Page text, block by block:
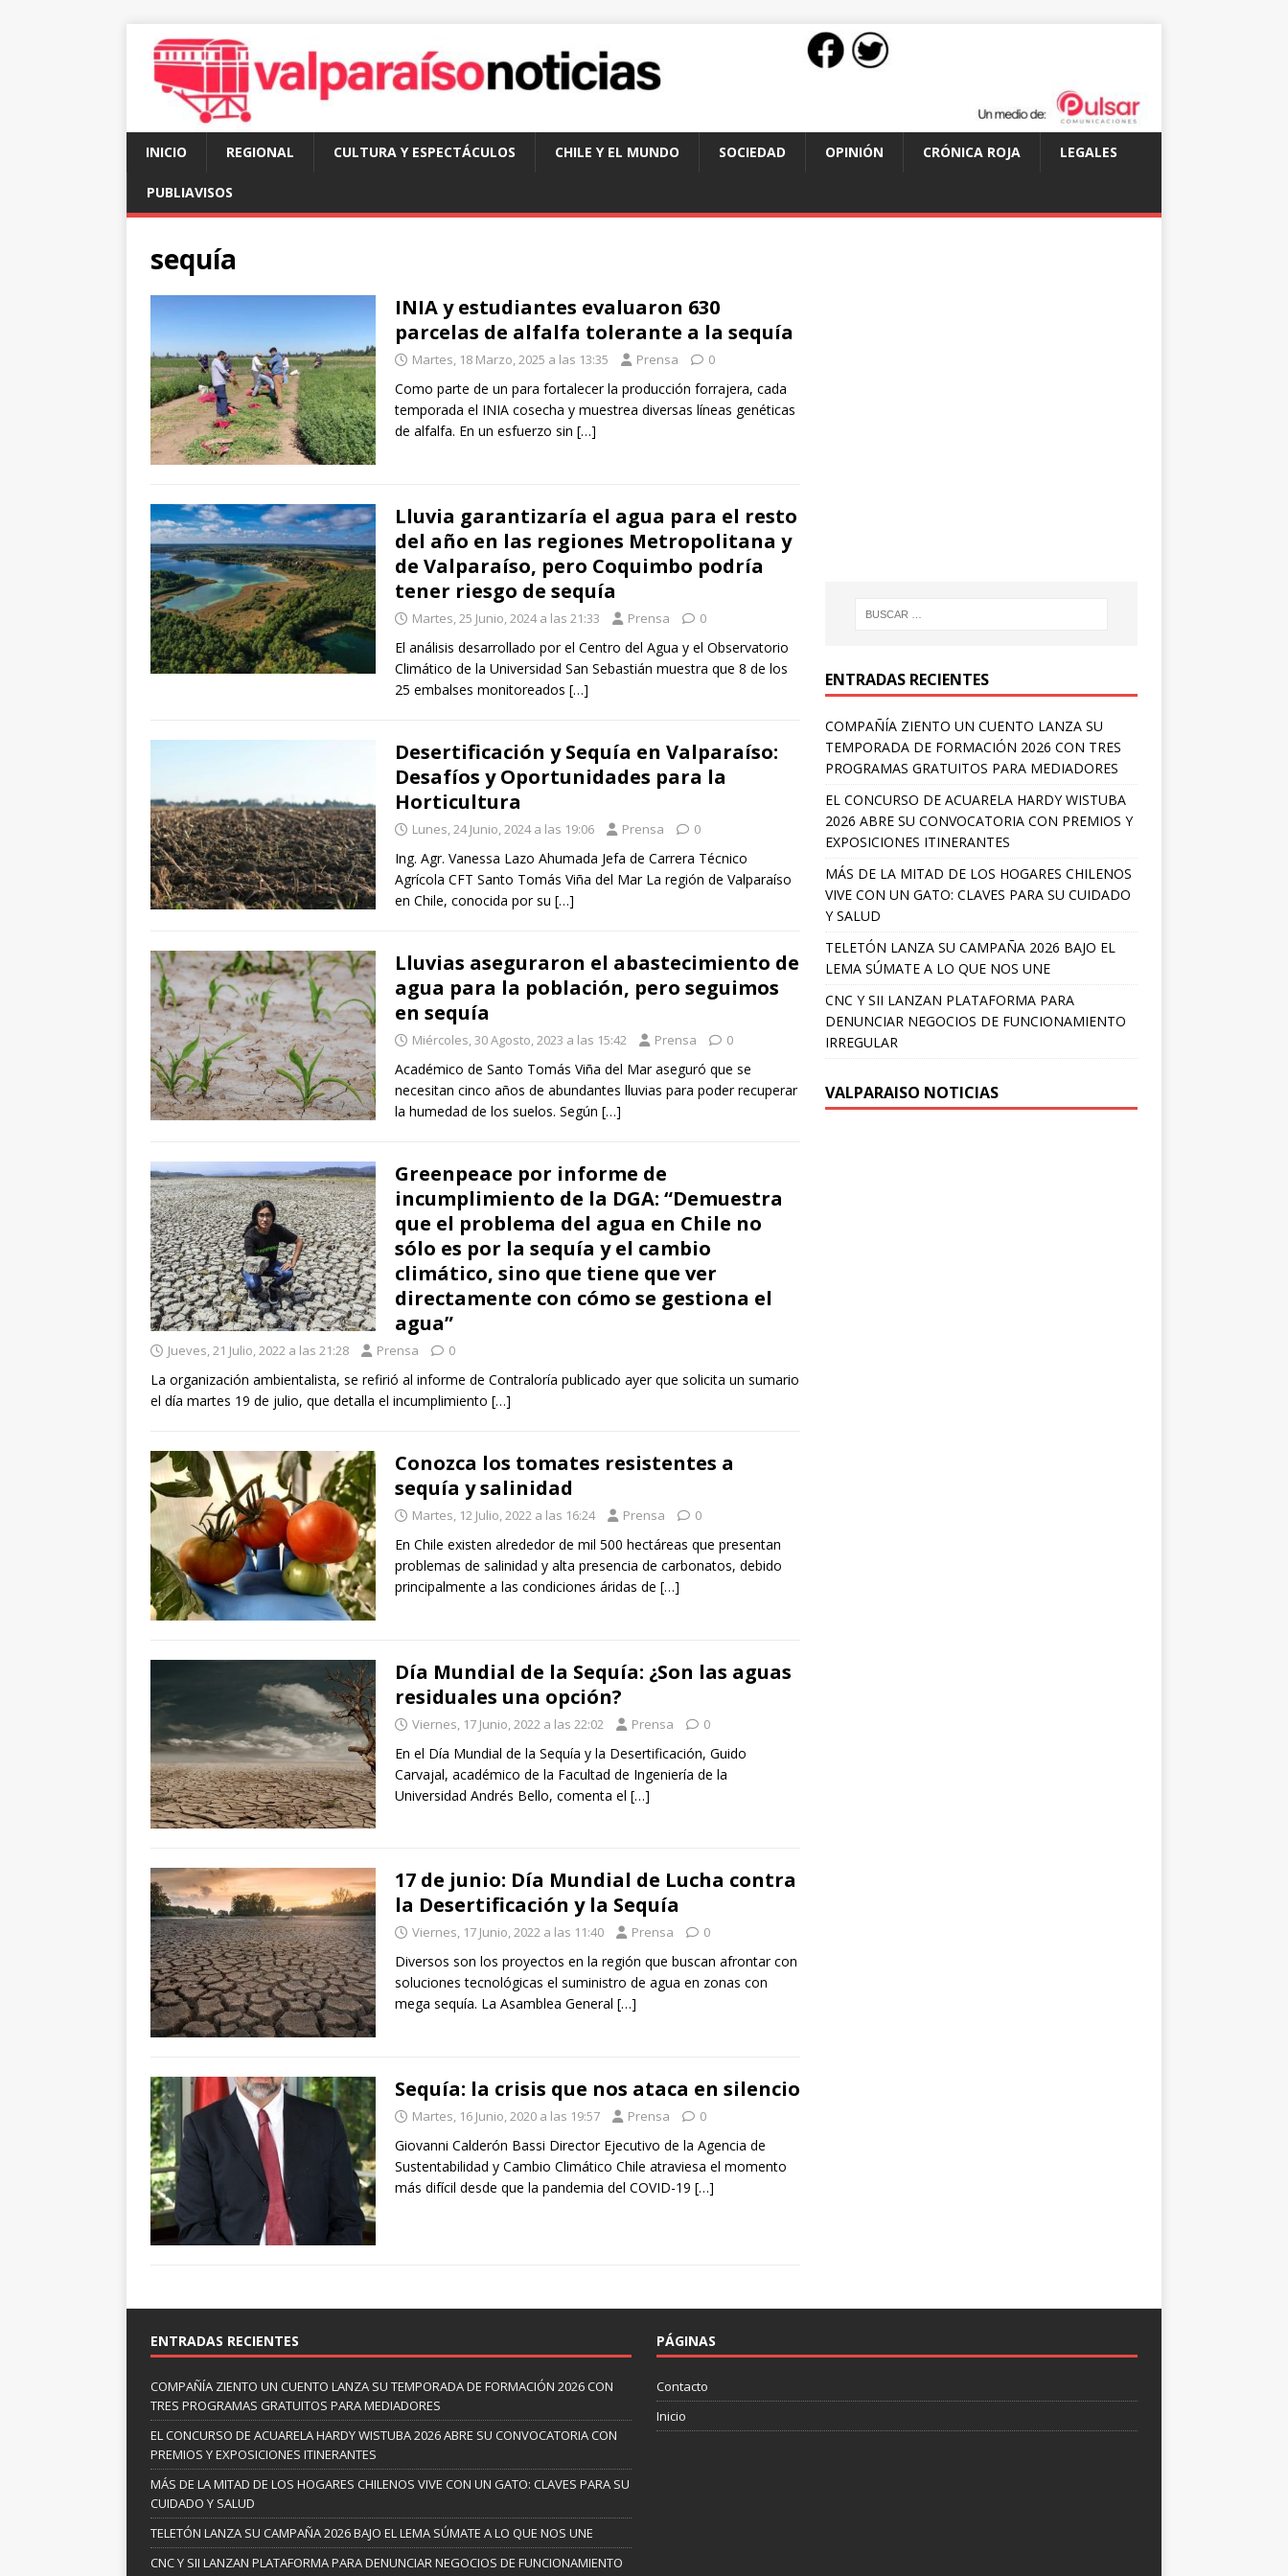
INICIO REGIONAL CULTURA Y ESPECTÁCULOS CHILE Y EL MUNDO SOCIEDAD OPINIÓN CRÓNICA ROJA LEGALES
PUBLIAVISOS
sequía
INIA y estudiantes evaluaron 630
parcelas de alfalfa tolerante a la sequía
Martes, 18 Marzo, 2025 a las 13:35 Prensa 0
Como parte de un para fortalecer la producción forrajera, cada
temporada el INIA cosecha y muestrea diversas líneas genéticas
de alfalfa. En un esfuerzo sin […]
Lluvia garantizaría el agua para el resto
del año en las regiones Metropolitana y
de Valparaíso, pero Coquimbo podría
tener riesgo de sequía
Martes, 25 Junio, 2024 a las 21:33 Prensa 0
El análisis desarrollado por el Centro del Agua y el Observatorio
Climático de la Universidad San Sebastián muestra que 8 de los
25 embalses monitoreados […]
Desertificación y Sequía en Valparaíso:
Desafíos y Oportunidades para la
Horticultura
Lunes, 24 Junio, 2024 a las 19:06 Prensa 0
Ing. Agr. Vanessa Lazo Ahumada Jefa de Carrera Técnico
Agrícola CFT Santo Tomás Viña del Mar La región de Valparaíso
en Chile, conocida por su […]
Lluvias aseguraron el abastecimiento de
agua para la población, pero seguimos
en sequía
Miércoles, 30 Agosto, 2023 a las 15:42 Prensa 0
Académico de Santo Tomás Viña del Mar aseguró que se
necesitan cinco años de abundantes lluvias para poder recuperar
la humedad de los suelos. Según […]
Greenpeace por informe de
incumplimiento de la DGA: “Demuestra
que el problema del agua en Chile no
sólo es por la sequía y el cambio
climático, sino que tiene que ver
directamente con cómo se gestiona el
agua”
Jueves, 21 Julio, 2022 a las 21:28 Prensa 0
La organización ambientalista, se refirió al informe de Contraloría publicado ayer que solicita un sumario
el día martes 19 de julio, que detalla el incumplimiento […]
Conozca los tomates resistentes a
sequía y salinidad
Martes, 12 Julio, 2022 a las 16:24 Prensa 0
En Chile existen alrededor de mil 500 hectáreas que presentan
problemas de salinidad y alta presencia de carbonatos, debido
principalmente a las condiciones áridas de […]
Día Mundial de la Sequía: ¿Son las aguas
residuales una opción?
Viernes, 17 Junio, 2022 a las 22:02 Prensa 0
En el Día Mundial de la Sequía y la Desertificación, Guido
Carvajal, académico de la Facultad de Ingeniería de la
Universidad Andrés Bello, comenta el […]
17 de junio: Día Mundial de Lucha contra
la Desertificación y la Sequía
Viernes, 17 Junio, 2022 a las 11:40 Prensa 0
Diversos son los proyectos en la región que buscan afrontar con
soluciones tecnológicas el suministro de agua en zonas con
mega sequía. La Asamblea General […]
Sequía: la crisis que nos ataca en silencio
Martes, 16 Junio, 2020 a las 19:57 Prensa 0
Giovanni Calderón Bassi Director Ejecutivo de la Agencia de
Sustentabilidad y Cambio Climático Chile atraviesa el momento
más difícil desde que la pandemia del COVID-19 […]
ENTRADAS RECIENTES
COMPAÑÍA ZIENTO UN CUENTO LANZA SU
TEMPORADA DE FORMACIÓN 2026 CON TRES
PROGRAMAS GRATUITOS PARA MEDIADORES
EL CONCURSO DE ACUARELA HARDY WISTUBA
2026 ABRE SU CONVOCATORIA CON PREMIOS Y
EXPOSICIONES ITINERANTES
MÁS DE LA MITAD DE LOS HOGARES CHILENOS
VIVE CON UN GATO: CLAVES PARA SU CUIDADO
Y SALUD
TELETÓN LANZA SU CAMPAÑA 2026 BAJO EL
LEMA SÚMATE A LO QUE NOS UNE
CNC Y SII LANZAN PLATAFORMA PARA
DENUNCIAR NEGOCIOS DE FUNCIONAMIENTO
IRREGULAR
VALPARAISO NOTICIAS
ENTRADAS RECIENTES
COMPAÑÍA ZIENTO UN CUENTO LANZA SU TEMPORADA DE FORMACIÓN 2026 CON
TRES PROGRAMAS GRATUITOS PARA MEDIADORES
EL CONCURSO DE ACUARELA HARDY WISTUBA 2026 ABRE SU CONVOCATORIA CON
PREMIOS Y EXPOSICIONES ITINERANTES
MÁS DE LA MITAD DE LOS HOGARES CHILENOS VIVE CON UN GATO: CLAVES PARA SU
CUIDADO Y SALUD
TELETÓN LANZA SU CAMPAÑA 2026 BAJO EL LEMA SÚMATE A LO QUE NOS UNE
CNC Y SII LANZAN PLATAFORMA PARA DENUNCIAR NEGOCIOS DE FUNCIONAMIENTO
PÁGINAS
Contacto
Inicio